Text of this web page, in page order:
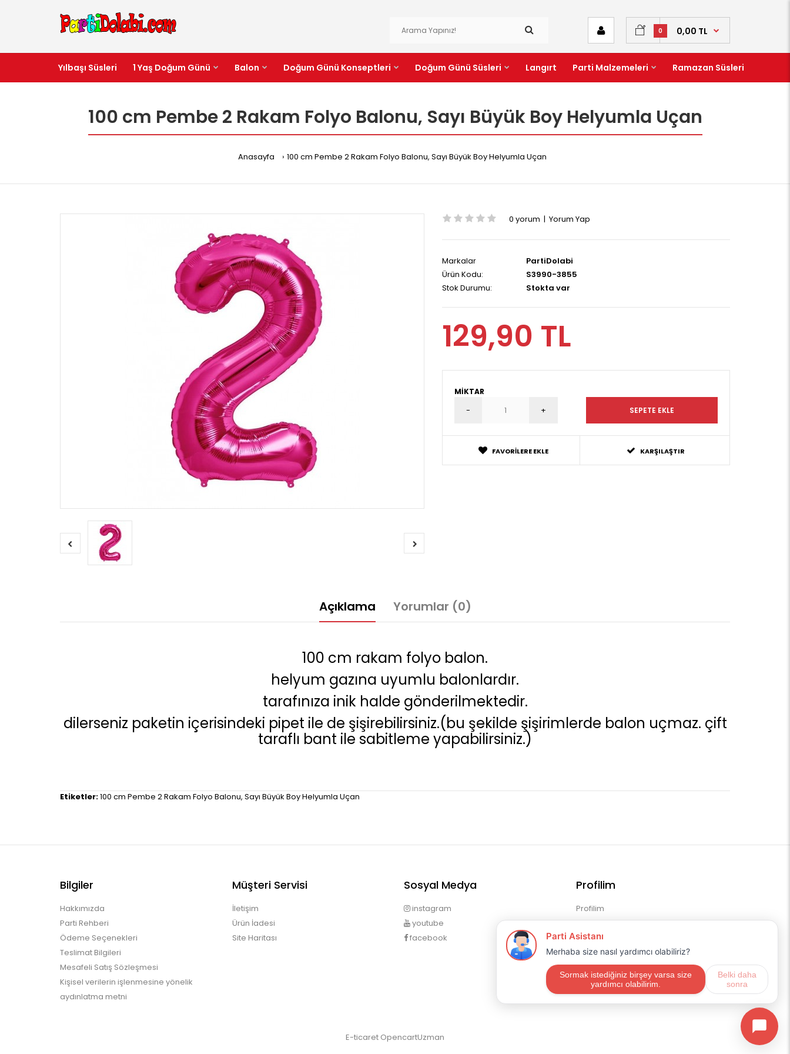
0 0,00 TL
Yılbaşı Süsleri 1 Yaş Doğum Günü Balon Doğum Günü Konseptleri Doğum Günü Süsleri Langırt Parti Malzemeleri Ramazan Süsleri
100 cm Pembe 2 Rakam Folyo Balonu, Sayı Büyük Boy Helyumla Uçan
Anasayfa 100 cm Pembe 2 Rakam Folyo Balonu, Sayı Büyük Boy Helyumla Uçan
0 yorum | Yorum Yap
Markalar
PartiDolabi
Ürün Kodu:
S3990-3855
Stok Durumu:
Stokta var
129,90 TL
MIKTAR
FAVORILERE EKLE KARŞILAŞTIR
Açıklama Yorumlar (0)
100 cm rakam folyo balon.
helyum gazına uyumlu balonlardır.
tarafınıza inik halde gönderilmektedir.
dilerseniz paketin içerisindeki pipet ile de şişirebilirsiniz.(bu şekilde şişirimlerde balon uçmaz. çift
taraflı bant ile sabitleme yapabilirsiniz.)
Etiketler:100 cm Pembe 2 Rakam Folyo Balonu, Sayı Büyük Boy Helyumla Uçan
Bilgiler
Hakkımızda
Parti Rehberi
Ödeme Seçenekleri
Teslimat Bilgileri
Mesafeli Satış Sözleşmesi
Kişisel verilerin işlenmesine yönelik
aydınlatma metni
Müşteri Servisi
İletişim
Ürün İadesi
Site Haritası
Sosyal Medya
instagram
youtube
facebook
Profilim
Profilim
Sipariş Geçmişim
Alışveriş Listem
Mail Aboneliği
E-ticaret OpencartUzman